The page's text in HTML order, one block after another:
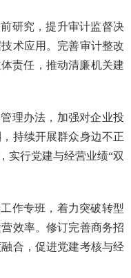
研究，提升审计监督决
术应用。完善审计整改
责任，推动清廉机关建
理办法，加强对企业投
持续开展群众身边不正
实行党建与经营业绩“双
作专班，着力突破转型
效率。修订完善商务招
合，促进党建考核与经